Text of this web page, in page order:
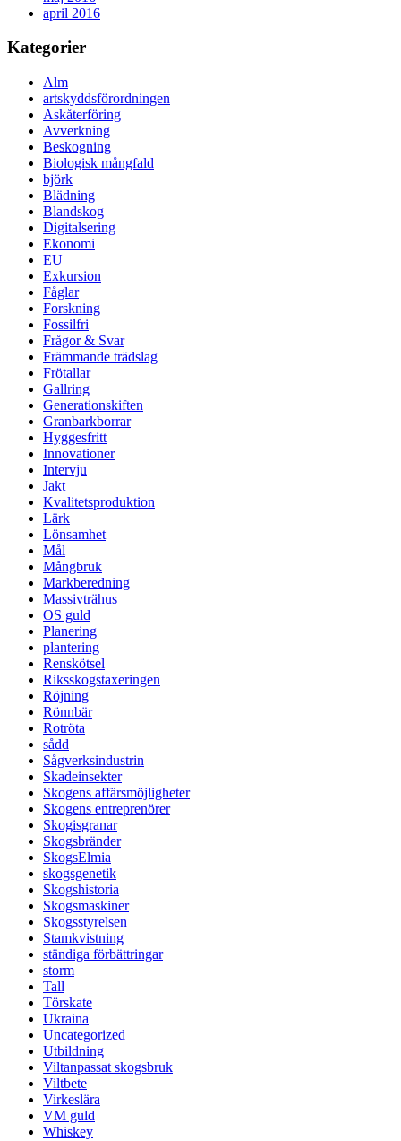
april 2016
Kategorier
Alm
artskyddsförordningen
Askåterföring
Avverkning
Beskogning
Biologisk mångfald
björk
Blädning
Blandskog
Digitalsering
Ekonomi
EU
Exkursion
Fåglar
Forskning
Fossilfri
Frågor & Svar
Främmande trädslag
Frötallar
Gallring
Generationskiften
Granbarkborrar
Hyggesfritt
Innovationer
Intervju
Jakt
Kvalitetsproduktion
Lärk
Lönsamhet
Mål
Mångbruk
Markberedning
Massivträhus
OS guld
Planering
plantering
Renskötsel
Riksskogstaxeringen
Röjning
Rönnbär
Rotröta
sådd
Sågverksindustrin
Skadeinsekter
Skogens affärsmöjligheter
Skogens entreprenörer
Skogisgranar
Skogsbränder
SkogsElmia
skogsgenetik
Skogshistoria
Skogsmaskiner
Skogsstyrelsen
Stamkvistning
ständiga förbättringar
storm
Tall
Törskate
Ukraina
Uncategorized
Utbildning
Viltanpassat skogsbruk
Viltbete
Virkeslära
VM guld
Whiskey